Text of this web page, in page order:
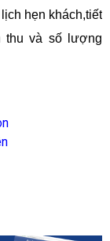
hẹn khách,tiết
thu và số lượng